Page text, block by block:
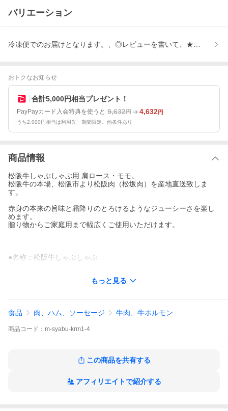
バリエーション
冷凍便でのお届けとなります。、◎レビューを書いて、★のし紙
おトクなお知らせ
合計5,000円相当プレゼント！
PayPayカード入会特典を使うと 9,632円 4,632円
うち2,000円相当は利用先・期間限定。他条件あり
商品情報
松阪牛しゃぶしゃぶ用 肩ロース・モモ。
松阪牛の本場、松阪市より松阪肉（松坂肉）を産地直送致しま
す。
赤身の本来の旨味と霜降りのとろけるようなジューシーさを楽し
めます。
贈り物からご家庭用まで幅広くご使用いただけます。
●名称：松阪牛しゃぶしゃぶ
・パンフレット「美味しいお肉の召し上がり方」
●発送形態：冷凍
できません。
（生ものですのでお早めにお召し上がり下さい）
御中元 お中元 御歳暮 お歳暮 母の日 父の日 敬老の日 記念品 誕生
日 景品 賞品 贈答品 贈り物 ギフト お取り寄せ プレゼント お返し
もっと見る
食品 肉、ハム、ソーセージ 牛肉、牛ホルモン
商品 コード： m-syabu-krm1-4
この商品を共有する
アフィリエイトで紹介する